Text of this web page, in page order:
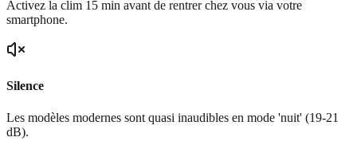
Activez la clim 15 min avant de rentrer chez vous via votre
smartphone.
Silence
Les modèles modernes sont quasi inaudibles en mode 'nuit' (19-21
dB).